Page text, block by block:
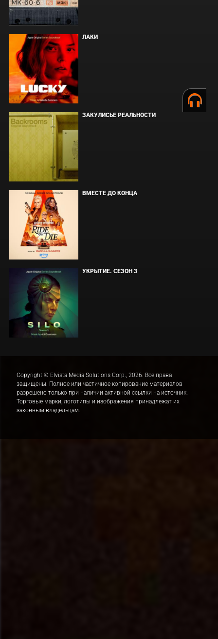
ЛАКИ
ЗАКУЛИСЬЕ РЕАЛЬНОСТИ
ВМЕСТЕ ДО КОНЦА
УКРЫТИЕ. СЕЗОН 3
Copyright © Elvista Media Solutions Corp., 2026. Все права
защищены. Полное или частичное копирование материалов
разрешено только при наличии активной ссылки на источник.
Торговые марки, логотипы и изображения принадлежат их
законным владельцам.